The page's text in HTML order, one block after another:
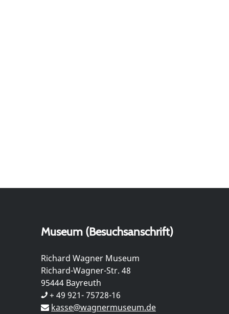
Museum (Besuchsanschrift)
Richard Wagner Museum
Richard-Wagner-Str. 48
95444 Bayreuth
+ 49 921- 75728-16
kasse@wagnermuseum.de